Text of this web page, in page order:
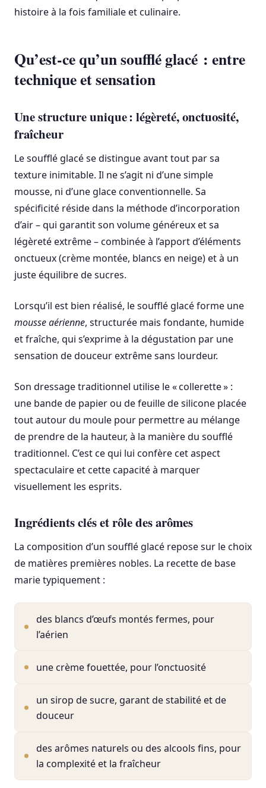
histoire à la fois familiale et culinaire.
Qu’est-ce qu’un soufflé glacé : entre
technique et sensation
Une structure unique : légèreté, onctuosité,
fraîcheur
Le soufflé glacé se distingue avant tout par sa
texture inimitable. Il ne s’agit ni d’une simple
mousse, ni d’une glace conventionnelle. Sa
spécificité réside dans la méthode d’incorporation
d’air – qui garantit son volume généreux et sa
légèreté extrême – combinée à l’apport d’éléments
onctueux (crème montée, blancs en neige) et à un
juste équilibre de sucres.
Lorsqu’il est bien réalisé, le soufflé glacé forme une
mousse aérienne, structurée mais fondante, humide
et fraîche, qui s’exprime à la dégustation par une
sensation de douceur extrême sans lourdeur.
Son dressage traditionnel utilise le « collerette » :
une bande de papier ou de feuille de silicone placée
tout autour du moule pour permettre au mélange
de prendre de la hauteur, à la manière du soufflé
traditionnel. C’est ce qui lui confère cet aspect
spectaculaire et cette capacité à marquer
visuellement les esprits.
Ingrédients clés et rôle des arômes
La composition d’un soufflé glacé repose sur le choix
de matières premières nobles. La recette de base
marie typiquement :
des blancs d’œufs montés fermes, pour
l’aérien
une crème fouettée, pour l’onctuosité
un sirop de sucre, garant de stabilité et de
douceur
des arômes naturels ou des alcools fins, pour
la complexité et la fraîcheur